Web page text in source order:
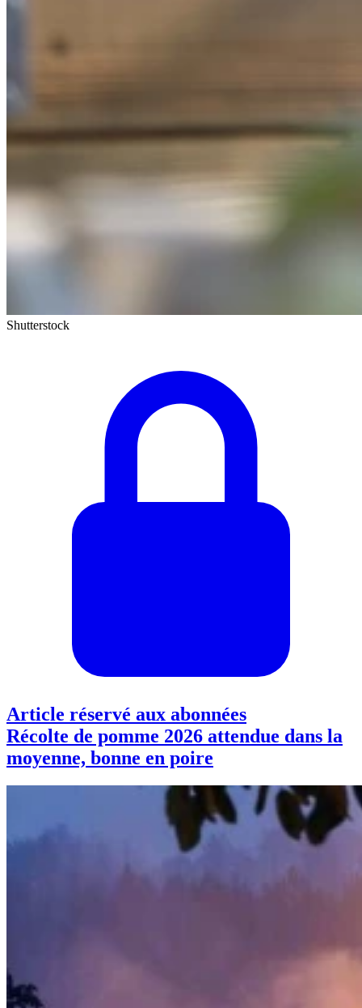
Shutterstock
Article réservé aux abonnées
Récolte de pomme 2026 attendue dans la
moyenne, bonne en poire